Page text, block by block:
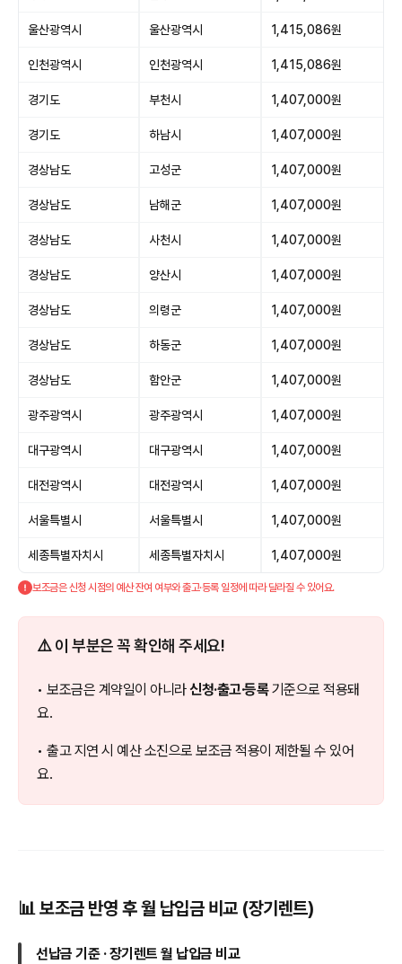
울산광역시 울산광역시 1,415,086원
인천광역시 인천광역시 1,415,086원
경기도 부천시 1,407,000원
경기도 하남시 1,407,000원
경상남도 고성군 1,407,000원
경상남도 남해군 1,407,000원
경상남도 사천시 1,407,000원
경상남도 양산시 1,407,000원
경상남도 의령군 1,407,000원
경상남도 하동군 1,407,000원
경상남도 함안군 1,407,000원
광주광역시 광주광역시 1,407,000원
대구광역시 대구광역시 1,407,000원
대전광역시 대전광역시 1,407,000원
서울특별시 서울특별시 1,407,000원
세종특별자치시 세종특별자치시 1,407,000원
보조금은 신청 시점의 예산 잔여 여부와 출고·등록 일정에 따라 달라질 수 있어요.
⚠️ 이 부분은 꼭 확인해 주세요!
• 보조금은 계약일이 아니라신청·출고·등록기준으로 적용돼
요.
• 출고 지연 시 예산 소진으로 보조금 적용이 제한될 수 있어
요.
📊 보조금 반영 후 월 납입금 비교 (장기렌트)
선납금 기준 · 장기렌트 월 납입금 비교